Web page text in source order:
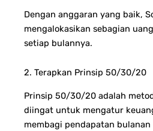
Dengan anggaran yang baik,
mengalokasikan sebagian
setiap bulannya.
2. Terapkan Prinsip 50/30/20
Prinsip 50/30/20 adalah
diingat untuk mengatur
membagi pendapatan